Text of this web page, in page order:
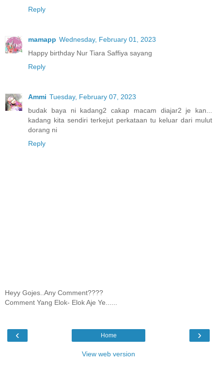
Reply
mamapp Wednesday, February 01, 2023
Happy birthday Nur Tiara Saffiya sayang
Reply
Ammi Tuesday, February 07, 2023
budak baya ni kadang2 cakap macam diajar2 je kan...
kadang kita sendiri terkejut perkataan tu keluar dari mulut
dorang ni
Reply
Heyy Gojes..Any Comment????
Comment Yang Elok- Elok Aje Ye......
‹ ›
Home
View web version